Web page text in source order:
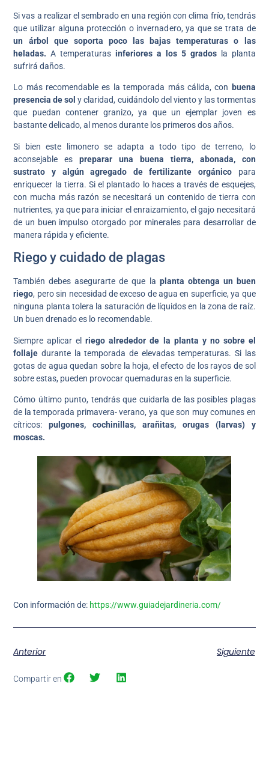
Si vas a realizar el sembrado en una región con clima frío, tendrás
que utilizar alguna protección o invernadero, ya que se trata de
un árbol que soporta poco las bajas temperaturas o las
heladas.A temperaturasinferiores a los 5 gradosla planta
sufrirá daños.
Lo más recomendable es la temporada más cálida, con buena
presencia de sol y claridad, cuidándolo del viento y las tormentas
que puedan contener granizo, ya que un ejemplar joven es
bastante delicado, al menos durante los primeros dos años.
Si bien este limonero se adapta a todo tipo de terreno, lo
aconsejable espreparar una buena tierra, abonada, con
sustrato y algún agregado de fertilizante orgánico para
enriquecer la tierra. Si el plantado lo haces a través de esquejes,
con mucha más razón se necesitará un contenido de tierra con
nutrientes, ya que para iniciar el enraizamiento, el gajo necesitará
de un buen impulso otorgado por minerales para desarrollar de
manera rápida y eficiente.
Riego y cuidado de plagas
También debes asegurarte de que la planta obtenga un buen
riego, pero sin necesidad de exceso de agua en superficie, ya que
ninguna planta tolera la saturación de líquidos en la zona de raíz.
Un buen drenado es lo recomendable.
Siempre aplicar elriego alrededor de la planta y no sobre el
follaje durante la temporada de elevadas temperaturas. Si las
gotas de agua quedan sobre la hoja, el efecto de los rayos de sol
sobre estas, pueden provocar quemaduras en la superficie.
Cómo último punto, tendrás que cuidarla de las posibles plagas
de la temporada primavera- verano, ya que son muy comunes en
cítricos:pulgones, cochinillas, arañitas, orugas (larvas) y
moscas.
Con información de: https://www.guiadejardineria.com/
Anterior Siguiente
Compartir en